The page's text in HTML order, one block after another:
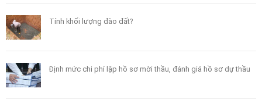
Tính khối lượng đào đất?
Định mức chi phí lập hồ sơ mời thầu, đánh giá hồ sơ dự thầu